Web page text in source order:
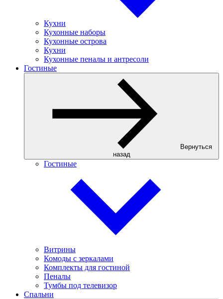
Кухни
Кухонные наборы
Кухонные острова
Кухни
Кухонные пеналы и антресоли
Гостиные
Вернуться
назад
Гостиные
Витрины
Комоды с зеркалами
Комплекты для гостиной
Пеналы
Тумбы под телевизор
Спальни